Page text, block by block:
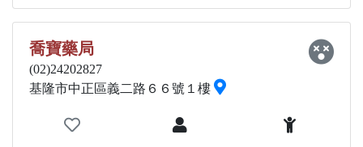
喬寶藥局
(02)24202827
基隆市中正區義二路６６號１樓